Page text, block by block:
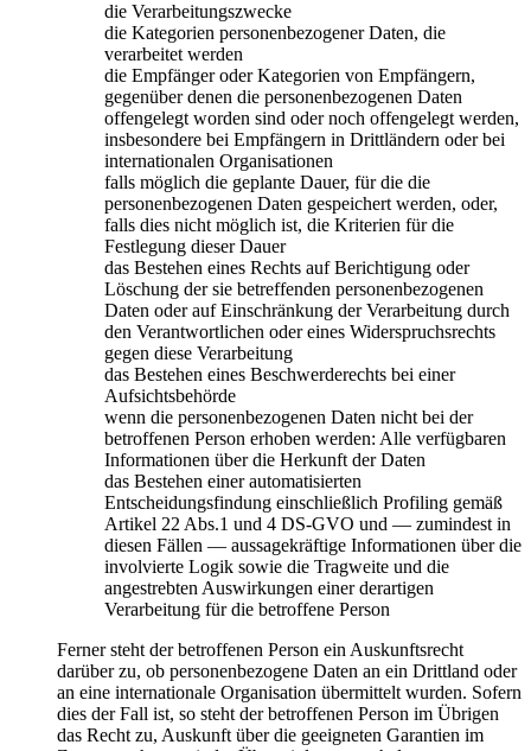
die Verarbeitungszwecke
die Kategorien personenbezogener Daten, die
verarbeitet werden
die Empfänger oder Kategorien von Empfängern,
gegenüber denen die personenbezogenen Daten
offengelegt worden sind oder noch offengelegt werden,
insbesondere bei Empfängern in Drittländern oder bei
internationalen Organisationen
falls möglich die geplante Dauer, für die die
personenbezogenen Daten gespeichert werden, oder,
falls dies nicht möglich ist, die Kriterien für die
Festlegung dieser Dauer
das Bestehen eines Rechts auf Berichtigung oder
Löschung der sie betreffenden personenbezogenen
Daten oder auf Einschränkung der Verarbeitung durch
den Verantwortlichen oder eines Widerspruchsrechts
gegen diese Verarbeitung
das Bestehen eines Beschwerderechts bei einer
Aufsichtsbehörde
wenn die personenbezogenen Daten nicht bei der
betroffenen Person erhoben werden: Alle verfügbaren
Informationen über die Herkunft der Daten
das Bestehen einer automatisierten
Entscheidungsfindung einschließlich Profiling gemäß
Artikel 22 Abs.1 und 4 DS-GVO und — zumindest in
diesen Fällen — aussagekräftige Informationen über die
involvierte Logik sowie die Tragweite und die
angestrebten Auswirkungen einer derartigen
Verarbeitung für die betroffene Person
Ferner steht der betroffenen Person ein Auskunftsrecht
darüber zu, ob personenbezogene Daten an ein Drittland oder
an eine internationale Organisation übermittelt wurden. Sofern
dies der Fall ist, so steht der betroffenen Person im Übrigen
das Recht zu, Auskunft über die geeigneten Garantien im